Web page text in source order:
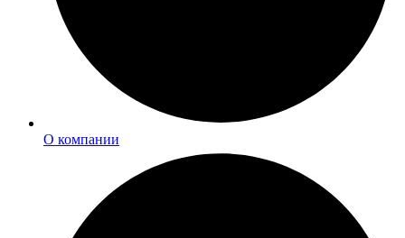
О компании